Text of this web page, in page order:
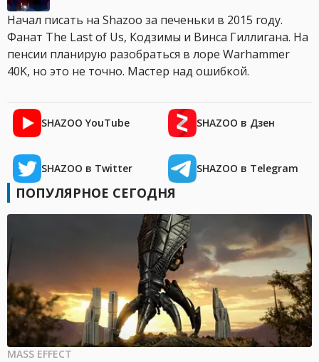
Начал писать на Shazoo за печеньки в 2015 году.
Фанат The Last of Us, Кодзимы и Винса Гиллигана. На
пенсии планирую разобраться в лоре Warhammer
40K, но это не точно. Мастер над ошибкой.
SHAZOO YouTube SHAZOO в Дзен
SHAZOO в Twitter SHAZOO в Telegram
ПОПУЛЯРНОЕ СЕГОДНЯ
MASS EFFECT